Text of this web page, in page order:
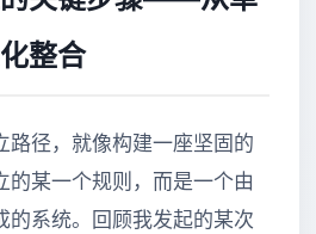
整合
路径，就像构建一座坚固的
的某一个规则，而是一个由
的系统。回顾我发起的某次